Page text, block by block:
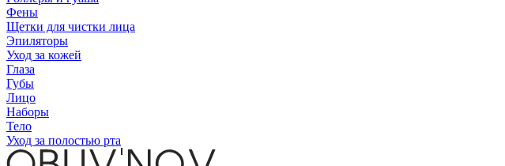
Фены
Щетки для чистки лица
Эпиляторы
Уход за кожей
Глаза
Губы
Лицо
Наборы
Тело
Уход за полостью рта